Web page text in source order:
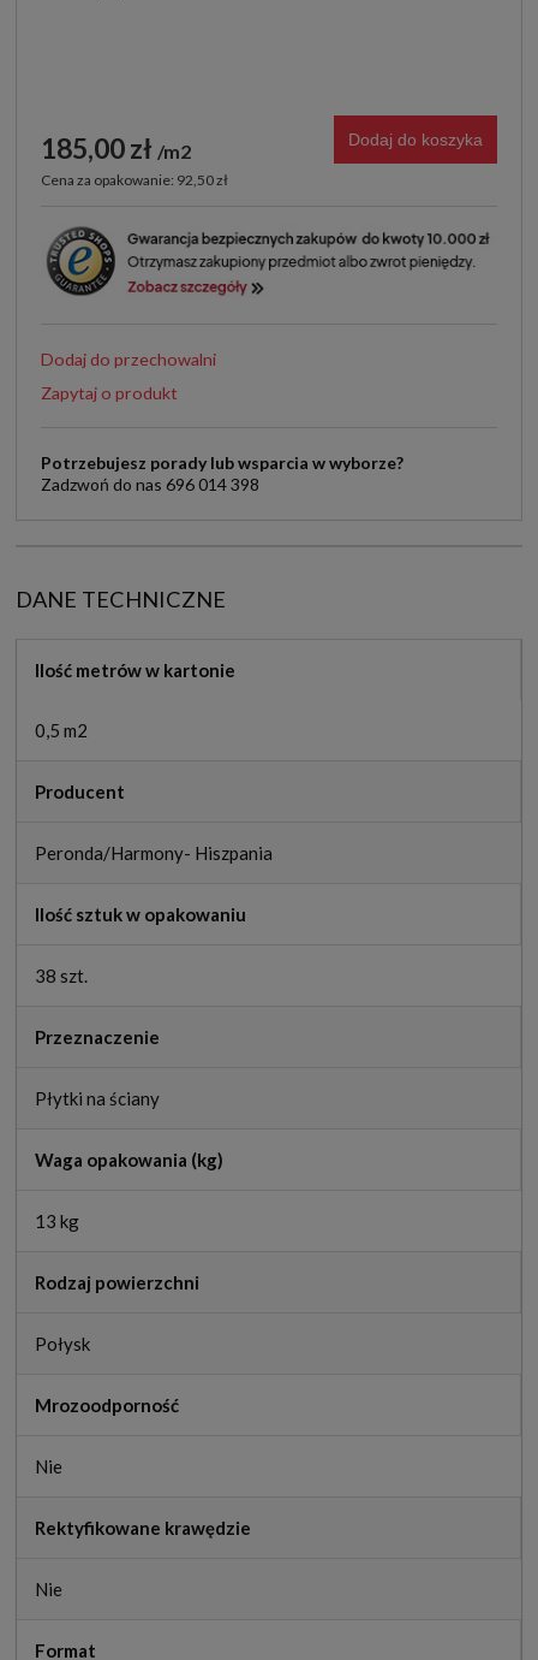
185,00 zł m2
Cena za opakowanie: 92,50 zł
Dodaj do koszyka
Dodaj do przechowalni
Zapytaj o produkt
Potrzebujesz porady lub wsparcia w wyborze?
Zadzwoń do nas 696 014 398
DANE TECHNICZNE
Ilość metrów w kartonie
0,5 m2
Producent
Peronda/Harmony- Hiszpania
Ilość sztuk w opakowaniu
38 szt.
Przeznaczenie
Płytki na ściany
Waga opakowania (kg)
13 kg
Rodzaj powierzchni
Połysk
Mrozoodporność
Nie
Rektyfikowane krawędzie
Nie
Format